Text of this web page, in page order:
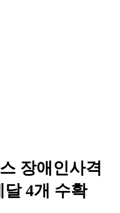
장애인사격
달 4개 수확